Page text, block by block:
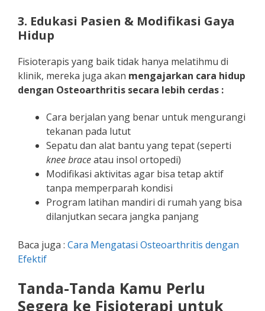
3. Edukasi Pasien & Modifikasi Gaya
Hidup
Fisioterapis yang baik tidak hanya melatihmu di
klinik, mereka juga akan mengajarkan cara hidup
dengan Osteoarthritis secara lebih cerdas :
Cara berjalan yang benar untuk mengurangi
tekanan pada lutut
Sepatu dan alat bantu yang tepat (seperti
knee braceatau insol ortopedi)
Modifikasi aktivitas agar bisa tetap aktif
tanpa memperparah kondisi
Program latihan mandiri di rumah yang bisa
dilanjutkan secara jangka panjang
Baca juga : Cara Mengatasi Osteoarthritis dengan
Efektif
Tanda-Tanda Kamu Perlu
Segera ke Fisioterapi untuk